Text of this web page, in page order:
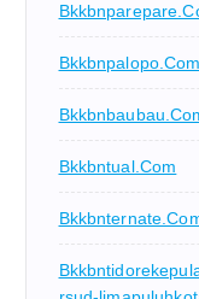
Bkkbnpalopo.com
Bkkbntual.com